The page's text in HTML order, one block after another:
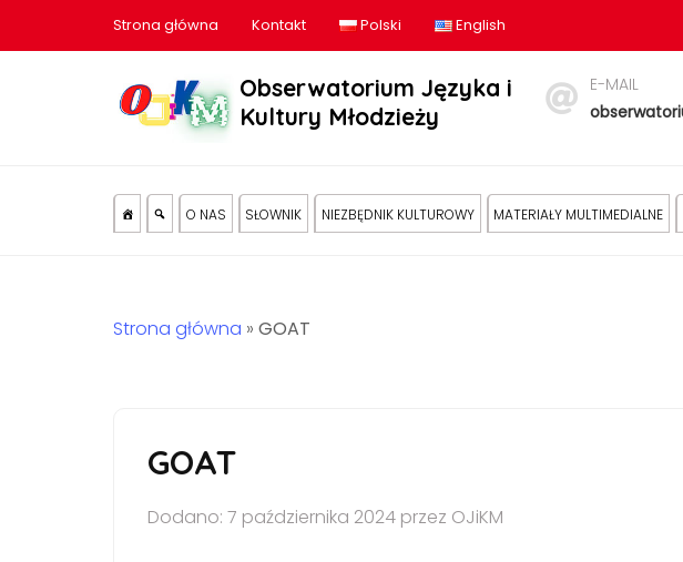
Strona główna Kontakt Polski English
Obserwatorium Języka i
Kultury Młodzieży
E-MAIL
O NAS SŁOWNIK NIEZBĘDNIK KULTUROWY MATERIAŁY MULTIMEDIALNE
Strona główna » GOAT
GOAT
Dodano: 7 października 2024 przez OJiKM